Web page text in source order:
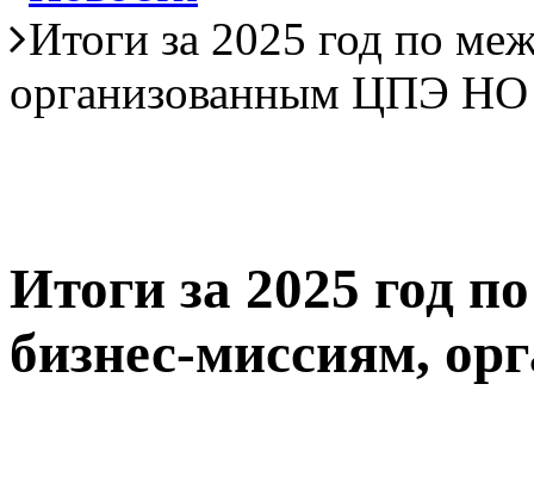
Итоги за 2025 год по
организованным ЦПЭ НО
Итоги за 2025 год
бизнес-миссиям,